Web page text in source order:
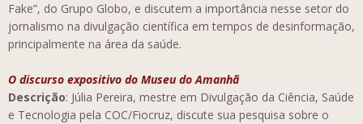
Fake”, do Grupo Globo, e discutem a importância nesse setor do
jornalismo na divulgação científica em tempos de desinformação,
principalmente na área da saúde.
O discurso expositivo do Museu do Amanhã
Descrição: Júlia Pereira, mestre em Divulgação da Ciência, Saúde
e Tecnologia pela COC/Fiocruz, discute sua pesquisa sobre o